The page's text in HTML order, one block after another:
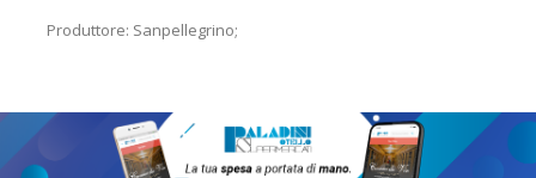
Produttore: Sanpellegrino;